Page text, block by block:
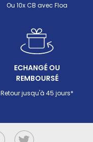
Ou 10x CB avec Floa
ECHANGÉ OU
REMBOURSÉ
Retour jusqu'à 45 jours*